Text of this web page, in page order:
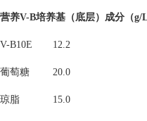
营养V-B培养基（底层） 成分（g/L
V-B10E 12.2
葡萄糖 20.0
琼脂 15.0